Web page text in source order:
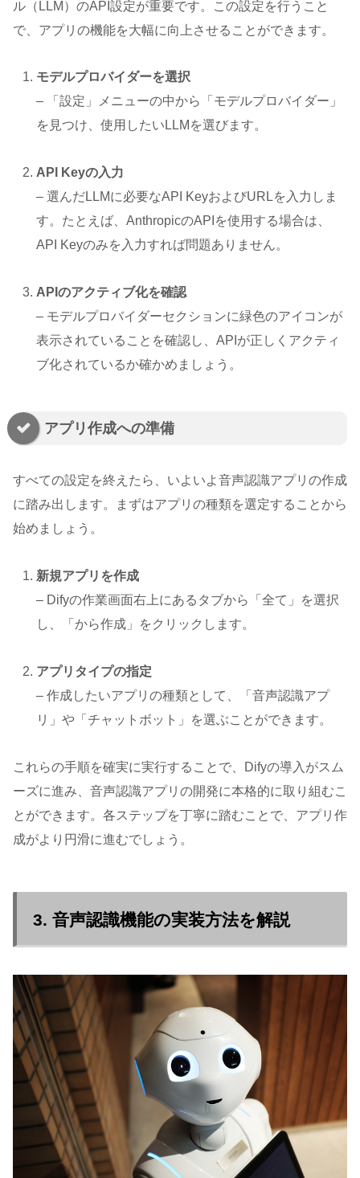
ル（LLM）のAPI設定が重要です。この設定を行うこと
で、アプリの機能を大幅に向上させることができます。
モデルプロバイダーを選択
– 「設定」メニューの中から「モデルプロバイダー」
を見つけ、使用したいLLMを選びます。
API Keyの入力
– 選んだLLMに必要なAPI KeyおよびURLを入力しま
す。たとえば、AnthropicのAPIを使用する場合は、
API Keyのみを入力すれば問題ありません。
APIのアクティブ化を確認
– モデルプロバイダーセクションに緑色のアイコンが
表示されていることを確認し、APIが正しくアクティ
ブ化されているか確かめましょう。
アプリ作成への準備
すべての設定を終えたら、いよいよ音声認識アプリの作成
に踏み出します。まずはアプリの種類を選定することから
始めましょう。
新規アプリを作成
– Difyの作業画面右上にあるタブから「全て」を選択
し、「から作成」をクリックします。
アプリタイプの指定
– 作成したいアプリの種類として、「音声認識アプ
リ」や「チャットボット」を選ぶことができます。
これらの手順を確実に実行することで、Difyの導入がスム
ーズに進み、音声認識アプリの開発に本格的に取り組むこ
とができます。各ステップを丁寧に踏むことで、アプリ作
成がより円滑に進むでしょう。
3. 音声認識機能の実装方法を解説